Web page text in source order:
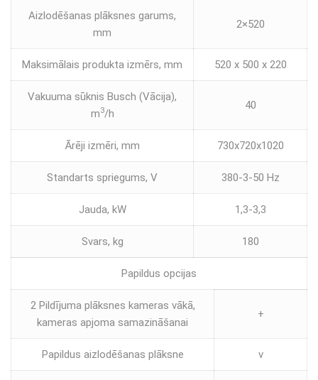
Aizlodēšanas plāksnes garums,
mm
2×520
Maksimālais produkta izmērs, mm 520 x 500 x 220
Vakuuma sūknis Busch (Vācija),
m3/h
40
Ārēji izmēri, mm 730x720x1020
Standarts spriegums, V 380-3-50 Hz
Jauda, kW 1,3-3,3
Svars, kg 180
Papildus opcijas
2 Pildījuma plāksnes kameras vākā,
kameras apjoma samazināšanai
+
Papildus aizlodēšanas plāksne v